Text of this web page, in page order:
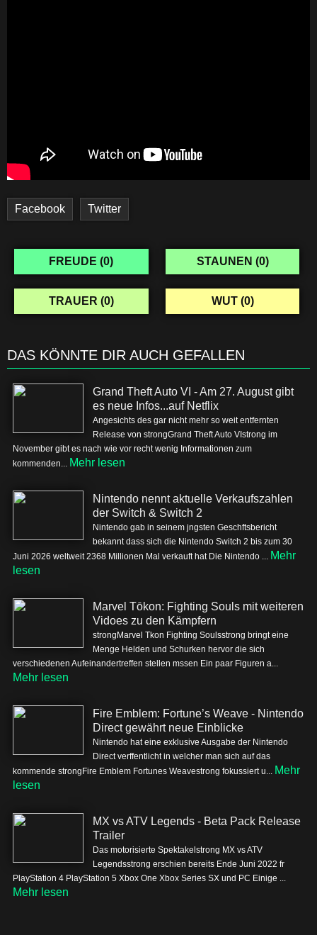
Facebook Twitter
FREUDE (0) STAUNEN (0)
TRAUER (0) WUT (0)
DAS KÖNNTE DIR AUCH GEFALLEN
Grand Theft Auto VI - Am 27. August gibt
es neue Infos...auf Netflix
Angesichts des gar nicht mehr so weit entfernten
Release von strongGrand Theft Auto VIstrong im
November gibt es nach wie vor recht wenig Informationen zum
kommenden... Mehr lesen
Nintendo nennt aktuelle Verkaufszahlen
der Switch & Switch 2
Nintendo gab in seinem jngsten Geschftsbericht
bekannt dass sich die Nintendo Switch 2 bis zum 30
Juni 2026 weltweit 2368 Millionen Mal verkauft hat Die Nintendo ... Mehr
lesen
Marvel Tōkon: Fighting Souls mit weiteren
Vidoes zu den Kämpfern
strongMarvel Tkon Fighting Soulsstrong bringt eine
Menge Helden und Schurken hervor die sich
verschiedenen Aufeinandertreffen stellen mssen Ein paar Figuren a...
Mehr lesen
Fire Emblem: Fortune’s Weave - Nintendo
Direct gewährt neue Einblicke
Nintendo hat eine exklusive Ausgabe der Nintendo
Direct verffentlicht in welcher man sich auf das
kommende strongFire Emblem Fortunes Weavestrong fokussiert u... Mehr
lesen
MX vs ATV Legends - Beta Pack Release
Trailer
Das motorisierte Spektakelstrong MX vs ATV
Legendsstrong erschien bereits Ende Juni 2022 fr
PlayStation 4 PlayStation 5 Xbox One Xbox Series SX und PC Einige ...
Mehr lesen